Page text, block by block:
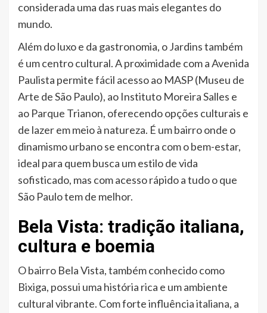
considerada uma das ruas mais elegantes do
mundo.
Além do luxo e da gastronomia, o Jardins também
é um centro cultural. A proximidade com a Avenida
Paulista permite fácil acesso ao MASP (Museu de
Arte de São Paulo), ao Instituto Moreira Salles e
ao Parque Trianon, oferecendo opções culturais e
de lazer em meio à natureza. É um bairro onde o
dinamismo urbano se encontra com o bem-estar,
ideal para quem busca um estilo de vida
sofisticado, mas com acesso rápido a tudo o que
São Paulo tem de melhor.
Bela Vista: tradição italiana,
cultura e boemia
O bairro Bela Vista, também conhecido como
Bixiga, possui uma história rica e um ambiente
cultural vibrante. Com forte influência italiana, a